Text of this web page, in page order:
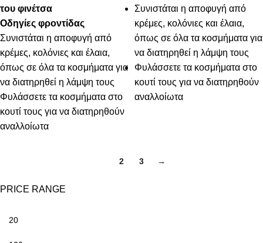
PRICE RANGE
του φινέτσα
Οδηγίες φροντίδας
Συνιστάται η αποφυγή από
κρέμες, κολόνιες και έλαια,
όπως σε όλα τα κοσμήματα για
να διατηρηθεί η λάμψη τους
Φυλάσσετε τα κοσμήματα στο
κουτί τους για να διατηρηθούν
αναλλοίωτα
Συνιστάται η αποφυγή από
κρέμες, κολόνιες και έλαια,
όπως σε όλα τα κοσμήματα για
να διατηρηθεί η λάμψη τους
Φυλάσσετε τα κοσμήματα στο
κουτί τους για να διατηρηθούν
αναλλοίωτα
2 3 →